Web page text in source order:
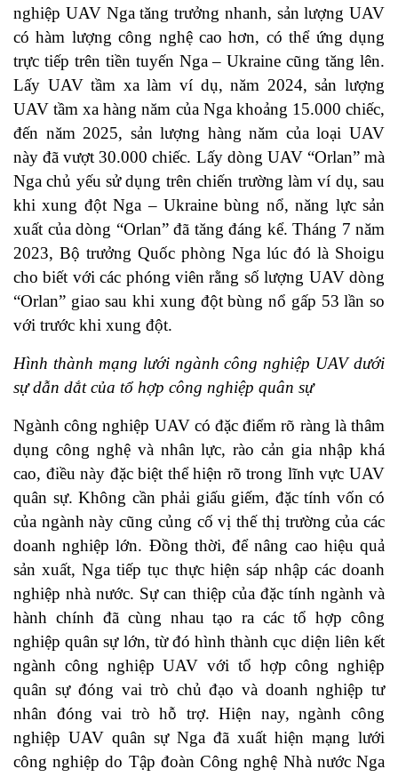
nghiệp UAV Nga tăng trưởng nhanh, sản lượng UAV
có hàm lượng công nghệ cao hơn, có thể ứng dụng
trực tiếp trên tiền tuyến Nga – Ukraine cũng tăng lên.
Lấy UAV tầm xa làm ví dụ, năm 2024, sản lượng
UAV tầm xa hàng năm của Nga khoảng 15.000 chiếc,
đến năm 2025, sản lượng hàng năm của loại UAV
này đã vượt 30.000 chiếc. Lấy dòng UAV “Orlan” mà
Nga chủ yếu sử dụng trên chiến trường làm ví dụ, sau
khi xung đột Nga – Ukraine bùng nổ, năng lực sản
xuất của dòng “Orlan” đã tăng đáng kể. Tháng 7 năm
2023, Bộ trưởng Quốc phòng Nga lúc đó là Shoigu
cho biết với các phóng viên rằng số lượng UAV dòng
“Orlan” giao sau khi xung đột bùng nổ gấp 53 lần so
với trước khi xung đột.
Hình thành mạng lưới ngành công nghiệp UAV dưới
sự dẫn dắt của tổ hợp công nghiệp quân sự
Ngành công nghiệp UAV có đặc điểm rõ ràng là thâm
dụng công nghệ và nhân lực, rào cản gia nhập khá
cao, điều này đặc biệt thể hiện rõ trong lĩnh vực UAV
quân sự. Không cần phải giấu giếm, đặc tính vốn có
của ngành này cũng củng cố vị thế thị trường của các
doanh nghiệp lớn. Đồng thời, để nâng cao hiệu quả
sản xuất, Nga tiếp tục thực hiện sáp nhập các doanh
nghiệp nhà nước. Sự can thiệp của đặc tính ngành và
hành chính đã cùng nhau tạo ra các tổ hợp công
nghiệp quân sự lớn, từ đó hình thành cục diện liên kết
ngành công nghiệp UAV với tổ hợp công nghiệp
quân sự đóng vai trò chủ đạo và doanh nghiệp tư
nhân đóng vai trò hỗ trợ. Hiện nay, ngành công
nghiệp UAV quân sự Nga đã xuất hiện mạng lưới
công nghiệp do Tập đoàn Công nghệ Nhà nước Nga